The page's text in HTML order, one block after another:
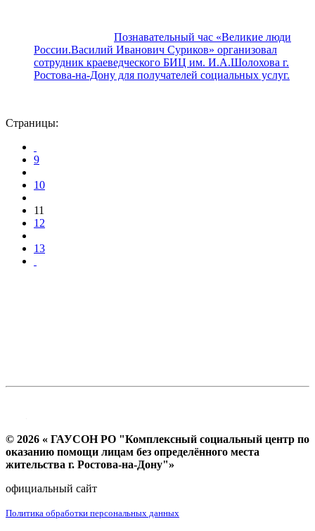
Познавательный час «Великие люди
России.Василий Иванович Суриков» организовал
сотрудник краеведческого БИЦ им. И.А.Шолохова г.
Ростова-на-Дону для получателей социальных услуг.
Страницы:
9
10
11
12
13
© 2026 « ГАУСОН РО "Комплексный социальный центр по
оказанию помощи лицам без определённого места
жительства г. Ростова-на-Дону"»
официальный сайт
Политика обработки персональных данных